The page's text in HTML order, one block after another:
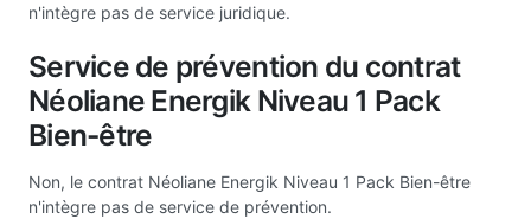
n'intègre pas de service juridique.
Service de prévention du contrat
Néoliane Energik Niveau 1 Pack
Bien-être
Non, le contrat Néoliane Energik Niveau 1 Pack Bien-être
n'intègre pas de service de prévention.